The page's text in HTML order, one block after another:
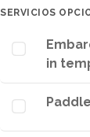
SERVICIOS
in